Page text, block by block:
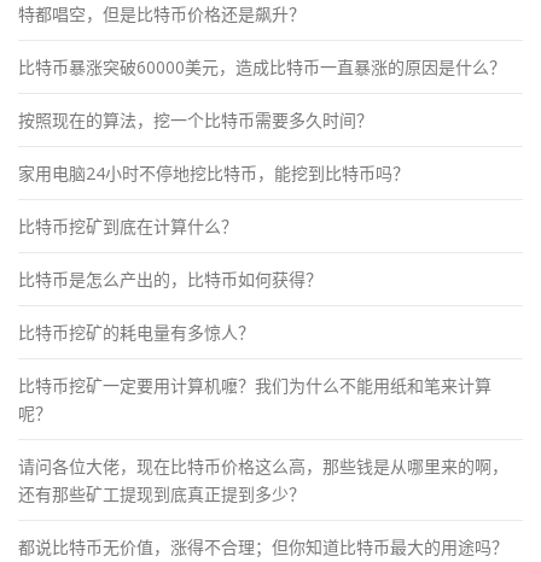
特都唱空，但是比特币价格还是飙升？
比特币暴涨突破60000美元，造成比特币一直暴涨的原因是什么？
按照现在的算法，挖一个比特币需要多久时间？
家用电脑24小时不停地挖比特币，能挖到比特币吗？
比特币挖矿到底在计算什么？
比特币是怎么产出的，比特币如何获得？
比特币挖矿的耗电量有多惊人？
比特币挖矿一定要用计算机嚒？我们为什么不能用纸和笔来计算
呢？
请问各位大佬，现在比特币价格这么高，那些钱是从哪里来的啊，
还有那些矿工提现到底真正提到多少？
都说比特币无价值，涨得不合理；但你知道比特币最大的用途吗？